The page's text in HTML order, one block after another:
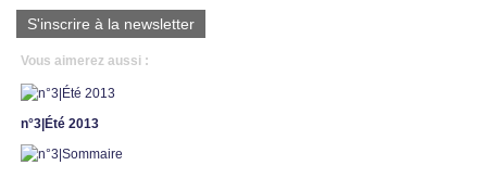
S'inscrire à la newsletter
Vous aimerez aussi :
n°3|Été 2013